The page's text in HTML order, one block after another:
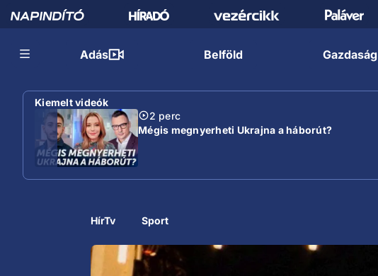
Adás Belföld Gazdaság
Kiemelt videók
2 perc
Mégis megnyerheti Ukrajna a háborút?
HírTv Sport